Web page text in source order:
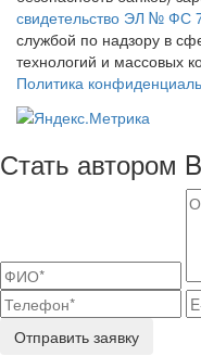
свидетельство ЭЛ № ФС
службой по надзору в
технологий и массовых
Политика
Стать автором
Отправить заявку